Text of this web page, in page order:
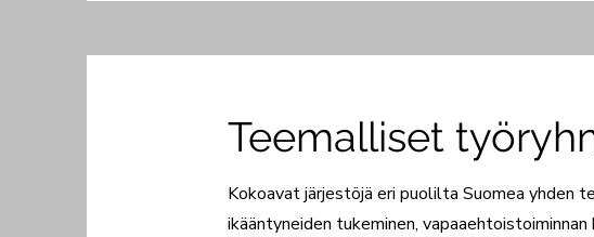
Teemalliset
Kokoavat järjestöjä eri puolilta Suomea yhden
ikääntyneiden tukeminen,